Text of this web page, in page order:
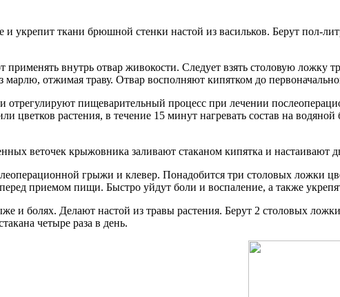
укрепит ткани брюшной стенки настой из васильков. Берут пол-
внутрь отвар живокости. Следует взять столовую ложку
марлю, отжимая траву. Отвар восполняют кипятком до
отрегулируют пищеварительный процесс при лечении
цветков растения, в течение 15 минут нагревать состав на
веточек крыжовника заливают стаканом кипятка и настаивают
грыжи и клевер. Понадобится три столовых ложки
приемом пищи. Быстро уйдут боли и воспаление, а также
и болях. Делают настой из травы растения. Берут 2 столовых
четыре раза в день.